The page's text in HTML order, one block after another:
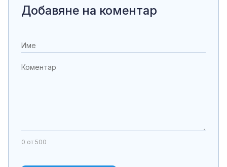
Добавяне на коментар
0 от 500